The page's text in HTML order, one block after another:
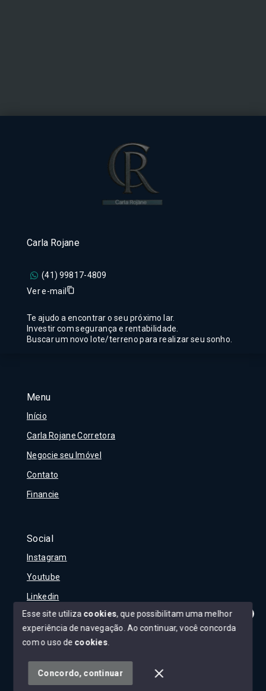
Olá! Tudo bem?
Menu
Início
Carla Rojane Corretora
Negocie seu Imóvel
Contato
Financie
Social
Instagram
Youtube
Linkedin
© Copyright 2026 - Carla Rojane - Todos os direitos
SITE PARA IMOBILIARIA
Carla Rojane
(41) 99817-4809
Ver e-mail
Te ajudo a encontrar o seu próximo lar.
Investir com segurança e rentabilidade.
Buscar um novo lote/terreno para realizar seu sonho.
Esse site utiliza cookies, que possibilitam uma melhor
experiência de navegação. Ao continuar, você concorda
com o uso de cookies
Concordo, continuar